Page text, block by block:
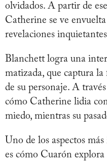
olvidados. A partir de
Catherine se ve
revelaciones
Blanchett logra una
matizada, que captura
de su personaje. A
cómo Catherine lidia
miedo, mientras su
Uno de los aspectos
es cómo Cuarón explora